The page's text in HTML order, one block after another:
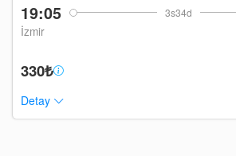
19:05 3s34d
İzmir
330₺
Detay